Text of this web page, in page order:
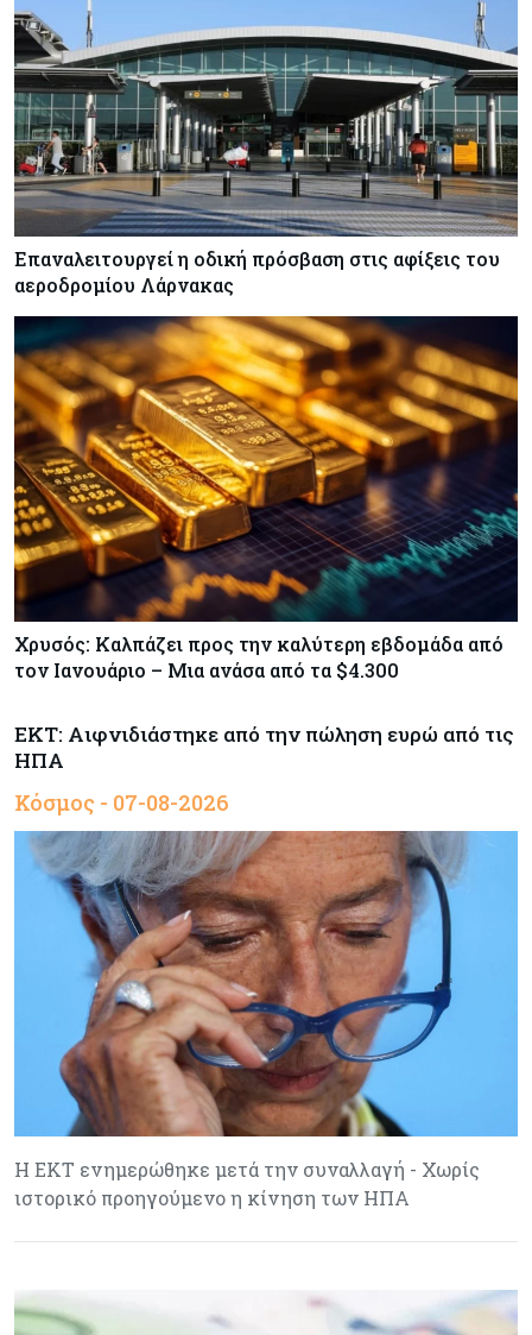
Επαναλειτουργεί η οδική πρόσβαση στις αφίξεις του
αεροδρομίου Λάρνακας
Χρυσός: Καλπάζει προς την καλύτερη εβδομάδα από
τον Ιανουάριο – Μια ανάσα από τα $4.300
ΕΚΤ: Αιφνιδιάστηκε από την πώληση ευρώ από τις
ΗΠΑ
Κόσμος - 07-08-2026
Η ΕΚΤ ενημερώθηκε μετά την συναλλαγή - Χωρίς
ιστορικό προηγούμενο η κίνηση των ΗΠΑ